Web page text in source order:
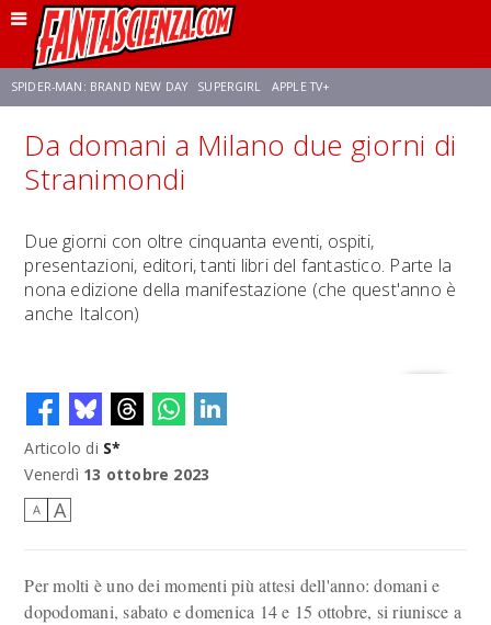
SPIDER-MAN: BRAND NEW DAY SUPERGIRL APPLE TV+
FRANCO RICCIARDIELLO ZENDAYA STAR TREK AVENGERS: DOOMSDAY
Da domani a Milano due giorni di
Stranimondi
Due giorni con oltre cinquanta eventi, ospiti,
presentazioni, editori, tanti libri del fantastico. Parte la
nona edizione della manifestazione (che quest'anno è
anche Italcon)
Articolo di S*
Venerdì 13 ottobre 2023
A A
Per molti è uno dei momenti più attesi dell'anno: domani e
dopodomani, sabato e domenica 14 e 15 ottobre, si riunisce a